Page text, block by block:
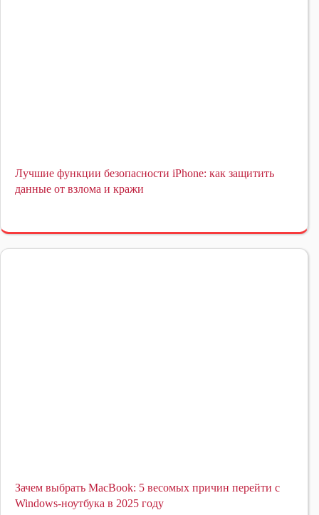
Лучшие функции безопасности iPhone: как защитить
данные от взлома и кражи
Зачем выбрать MacBook: 5 весомых причин перейти с
Windows-ноутбука в 2025 году